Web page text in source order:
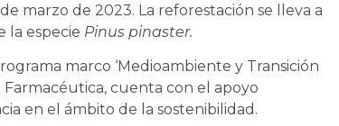
marzo de 2023. La reforestación se lleva a
la especie Pinus pinaster.
marco ‘Medioambiente y Transición
Farmacéutica, cuenta con el apoyo
en el ámbito de la sostenibilidad.